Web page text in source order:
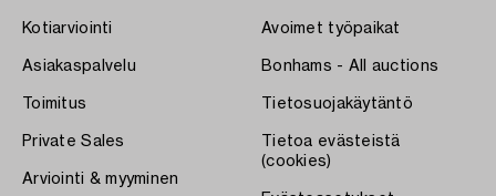
Kotiarviointi
Asiakaspalvelu
Toimitus
Private Sales
Arviointi & myyminen
Avoimet työpaikat
Bonhams - All auctions
Tietosuojakäytäntö
Tietoa evästeistä
(cookies)